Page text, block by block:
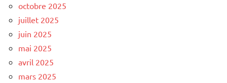
octobre 2025
juillet 2025
juin 2025
mai 2025
avril 2025
mars 2025